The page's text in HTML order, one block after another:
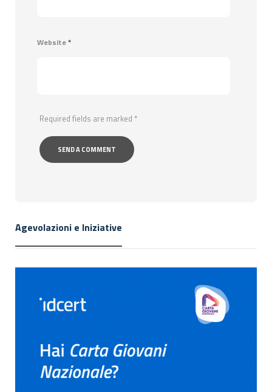
Website*
Required fields are marked *
Agevolazioni e Iniziative